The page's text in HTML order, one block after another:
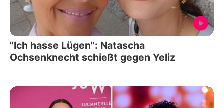
"Ich hasse Lügen": Natascha
Ochsenknecht schießt gegen Yeliz